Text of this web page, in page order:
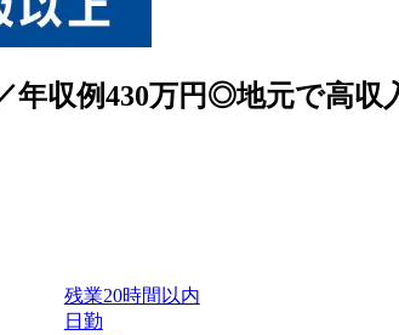
収例430万円◎地元で高収
残業20時間以内
日勤